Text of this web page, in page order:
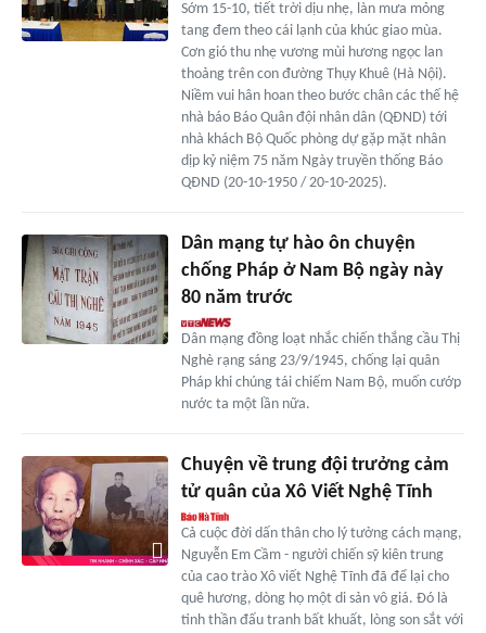
Sớm 15-10, tiết trời dịu nhẹ, làn mưa mỏng
tang đem theo cái lạnh của khúc giao mùa.
Cơn gió thu nhẹ vương mùi hương ngọc lan
thoảng trên con đường Thụy Khuê (Hà Nội).
Niềm vui hân hoan theo bước chân các thế hệ
nhà báo Báo Quân đội nhân dân (QĐND) tới
nhà khách Bộ Quốc phòng dự gặp mặt nhân
dịp kỷ niệm 75 năm Ngày truyền thống Báo
QĐND (20-10-1950 / 20-10-2025).
Dân mạng tự hào ôn chuyện
chống Pháp ở Nam Bộ ngày này
80 năm trước
Dân mạng đồng loạt nhắc chiến thắng cầu Thị
Nghè rạng sáng 23/9/1945, chống lại quân
Pháp khi chúng tái chiếm Nam Bộ, muốn cướp
nước ta một lần nữa.
Chuyện về trung đội trưởng cảm
tử quân của Xô Viết Nghệ Tĩnh
Cả cuộc đời dấn thân cho lý tưởng cách mạng,
Nguyễn Em Cầm - người chiến sỹ kiên trung
của cao trào Xô viết Nghệ Tĩnh đã để lại cho
quê hương, dòng họ một di sản vô giá. Đó là
tinh thần đấu tranh bất khuất, lòng son sắt với